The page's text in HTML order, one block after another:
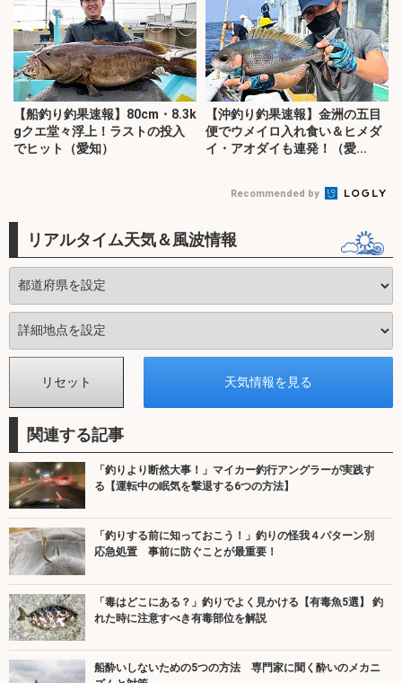
【船釣り釣果速報】80cm・8.3k
gクエ堂々浮上！ラストの投入
でヒット（愛知）
【沖釣り釣果速報】金洲の五目
便でウメイロ入れ食い＆ヒメダ
イ・アオダイも連発！（愛...
Recommended by
リアルタイム天気＆風波情報
関連する記事
「釣りより断然大事！」マイカー釣行アングラーが実践す
る【運転中の眠気を撃退する6つの方法】
「釣りする前に知っておこう！」釣りの怪我４パターン別
応急処置 事前に防ぐことが最重要！
「毒はどこにある？」釣りでよく見かける【有毒魚5選】 釣
れた時に注意すべき有毒部位を解説
船酔いしないための5つの方法 専門家に聞く酔いのメカニ